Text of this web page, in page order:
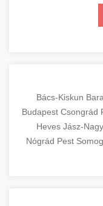
Bács-Kiskun
Budapest Csongrád
Heves Jász-
Nógrád Pest